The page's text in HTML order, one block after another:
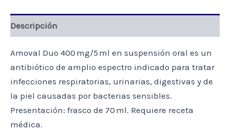
Descripción
Amoval Duo 400 mg/5 ml en suspensión oral es un
antibiótico de amplio espectro indicado para tratar
infecciones respiratorias, urinarias, digestivas y de
la piel causadas por bacterias sensibles.
Presentación: frasco de 70 ml. Requiere receta
médica.